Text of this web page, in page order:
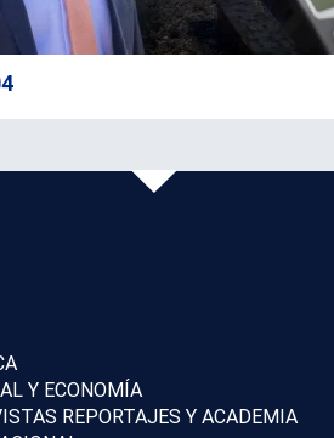
Y ECONOMÍA
REPORTAJES Y ACADEMIA